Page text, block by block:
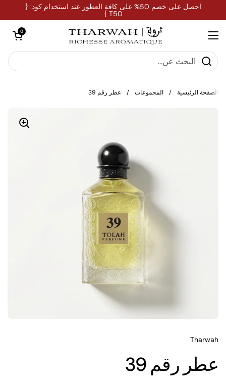
تخطي إلى المحتوى احصل على خصم 50% على كافة العطور عند استخدام كود: {
T50 }
فتح القائمة
فتح العربة
0
الصفحة الرئيسية / المجموعات / عطر رقم 39
Tharwah
عطر رقم 39